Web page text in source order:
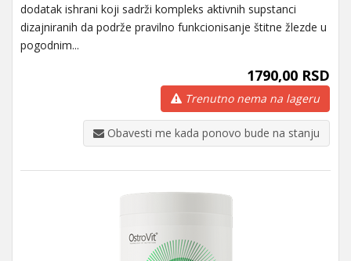
dodatak ishrani koji sadrži kompleks aktivnih supstanci
dizajniranih da podrže pravilno funkcionisanje štitne žlezde u
pogodnim...
1790,00 RSD
Trenutno nema na lageru
Obavesti me kada ponovo bude na stanju